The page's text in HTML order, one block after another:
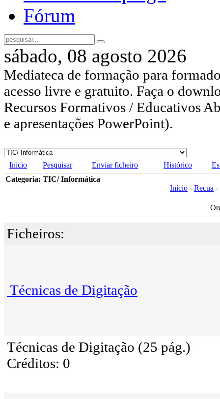
Fórum
sábado, 08 agosto 2026
Mediateca de formação para
acesso livre e gratuito. Faça o
Recursos Formativos / Educativos
e apresentações PowerPoint).
Início Pesquisar Enviar ficheiro Histórico
Categoria: TIC/ Informática
Início - Recua -
Ficheiros:
Técnicas de Digitação
Técnicas de Digitação (25 pág.)
Créditos: 0